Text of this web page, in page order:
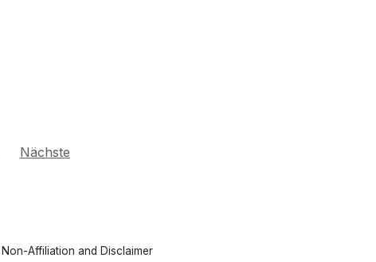
Nächste
Non-Affiliation and Disclaimer